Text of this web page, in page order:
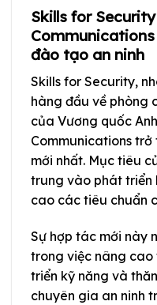
Skills for
đào tạo an ninh
Skills for Security,
hàng đầu về phòng
của Vương quốc
Communications
mới nhất. Mục tiêu
trung vào phát triển
cao các tiêu chuẩn
Sự hợp tác mới này
trong việc nâng
triển kỹ năng và
chuyên gia an ninh